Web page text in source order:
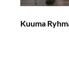
Kuuma